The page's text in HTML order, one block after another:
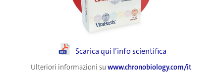
Scarica qui l’info scientifica
Ulteriori informazioni su www.chronobiology.com/it